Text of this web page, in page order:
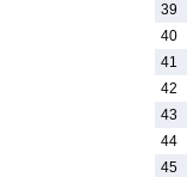
39
40
41
42
43
44
45